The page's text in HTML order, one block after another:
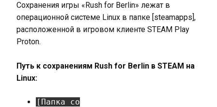
Сохранения игры «Rush for Berlin» лежат в
операционной системе Linux в папке [steamapps],
расположенной в игровом клиенте STEAM Play
Proton.
Путь к сохранениям Rush for Berlin в STEAM на
Linux:
[Папка со